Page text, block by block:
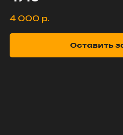
4 000 р.
Оставить